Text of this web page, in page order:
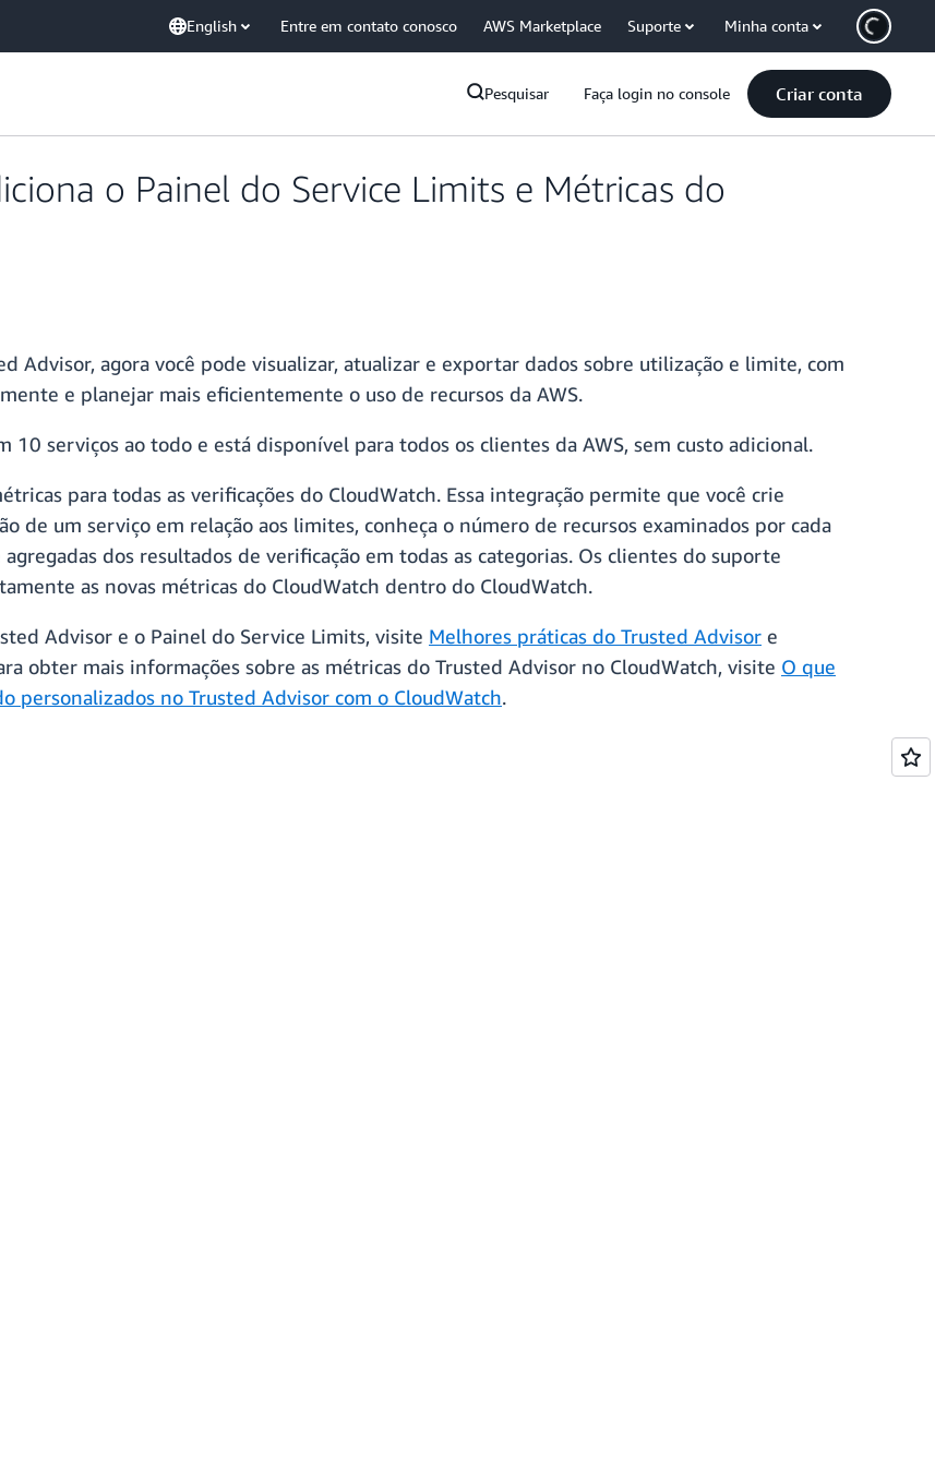
English Entre em contato conosco AWS Marketplace Suporte Minha conta
Pesquisar Faça login no console Criar conta
o Painel do Service Limits e Métricas do
Advisor, agora você pode visualizar, atualizar e exportar dados sobre utilização e limite, com
e planejar mais eficientemente o uso de recursos da AWS.
serviços ao todo e está disponível para todos os clientes da AWS, sem custo adicional.
para todas as verificações do CloudWatch. Essa integração permite que você crie
de um serviço em relação aos limites, conheça o número de recursos examinados por cada
dos resultados de verificação em todas as categorias. Os clientes do suporte
as novas métricas do CloudWatch dentro do CloudWatch.
Advisor e o Painel do Service Limits, visite Melhores práticas do Trusted Advisor e
obter mais informações sobre as métricas do Trusted Advisor no CloudWatch, visite O que
personalizados no Trusted Advisor com o CloudWatch.